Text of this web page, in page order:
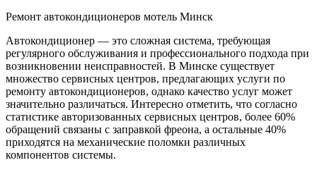
Ремонт автокондиционеров мотель Минск
Автокондиционер — это сложная система, требующая
регулярного обслуживания и профессионального подхода при
возникновении неисправностей. В Минске существует
множество сервисных центров, предлагающих услуги по
ремонту автокондиционеров, однако качество услуг может
значительно различаться. Интересно отметить, что согласно
статистике авторизованных сервисных центров, более 60%
обращений связаны с заправкой фреона, а остальные 40%
приходятся на механические поломки различных
компонентов системы.